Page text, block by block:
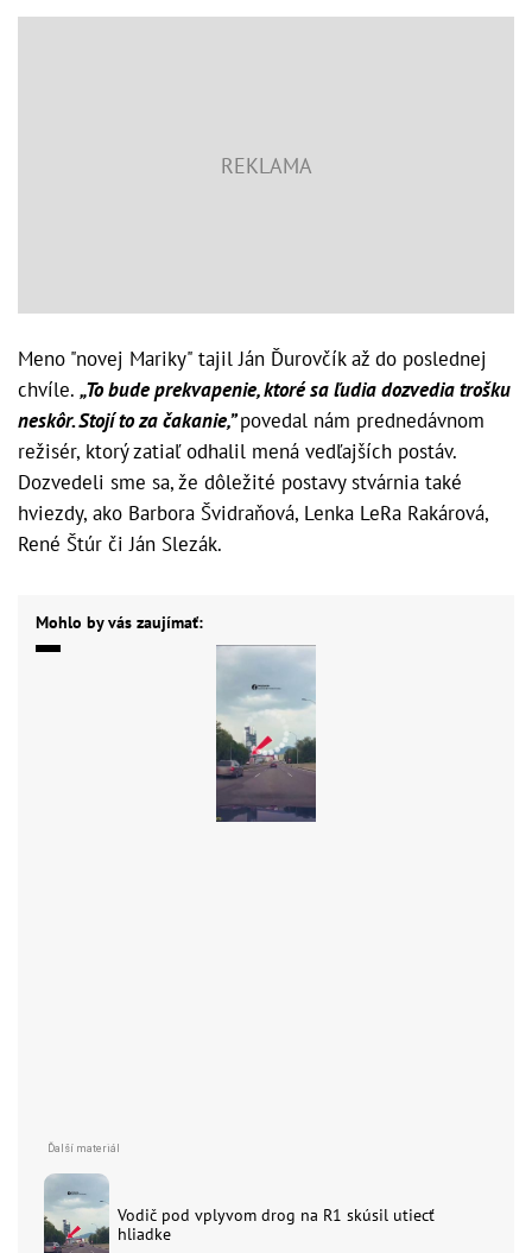
Meno "novej Mariky" tajil Ján Ďurovčík až do poslednej
chvíle. „To bude prekvapenie, ktoré sa ľudia dozvedia trošku
neskôr. Stojí to za čakanie,”povedal nám prednedávnom
režisér, ktorý zatiaľ odhalil mená vedľajších postáv.
Dozvedeli sme sa, že dôležité postavy stvárnia také
hviezdy, ako Barbora Švidraňová, Lenka LeRa Rakárová,
René Štúr či Ján Slezák.
Mohlo by vás zaujímať:
Vodič pod vplyvom drog na R1 skúsil utiecť
hliadke